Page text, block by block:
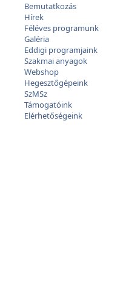
Bemutatkozás
Hírek
Féléves programunk
Galéria
Eddigi programjaink
Szakmai anyagok
Webshop
Hegesztőgépeink
SzMSz
Támogatóink
Elérhetőségeink